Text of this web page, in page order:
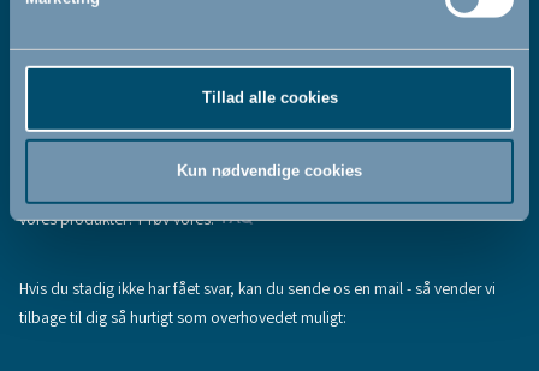
Tillad alle cookies
Kun nødvendige cookies
Tilmeld
Fandt du ikke den information, du søgte, eller har du flere spørgsmål til
vores produkter? Prøv vores:FAQ
Hvis du stadig ikke har fået svar, kan du sende os en mail - så vender vi
tilbage til dig så hurtigt som overhovedet muligt: